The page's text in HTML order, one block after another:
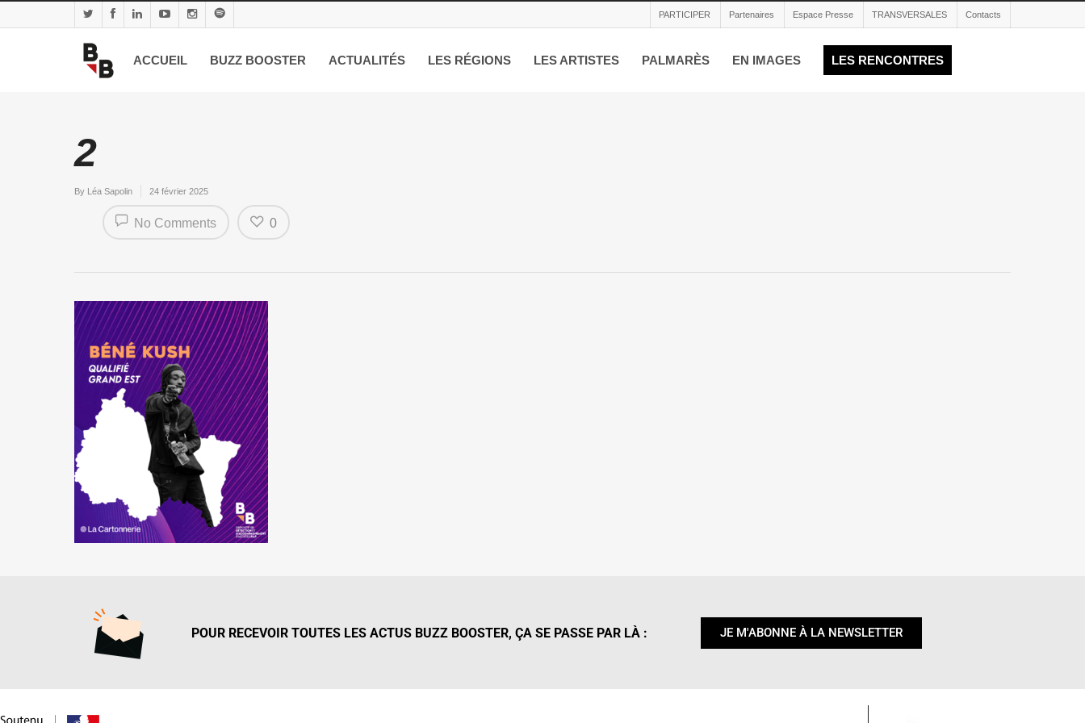
PARTICIPER Partenaires Espace Presse TRANSVERSALES Contacts
ACCUEIL BUZZ BOOSTER ACTUALITÉS LES RÉGIONS LES ARTISTES PALMARÈS EN IMAGES LES RENCONTRES
2
By Léa Sapolin 24 février 2025
No Comments 0
POUR RECEVOIR TOUTES LES ACTUS BUZZ BOOSTER, ÇA SE PASSE PAR LÀ : JE M'ABONNE À LA NEWSLETTER